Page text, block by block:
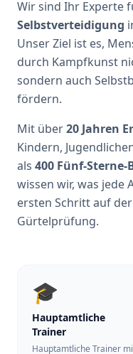
Wir sind Ihr Experte
Selbstverteidigung
Unser Ziel ist es,
durch Kampfkunst
sondern auch
fördern.
Mit über20 Jahren
Kindern,
als 400 Fünf-
wissen wir, was jede
ersten Schritt auf
Gürtelprüfung.
🎓
Hauptamtliche
Trainer
Hauptamtliche Trainer